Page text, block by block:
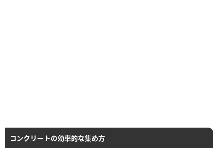
コンクリートの効率的な集め方